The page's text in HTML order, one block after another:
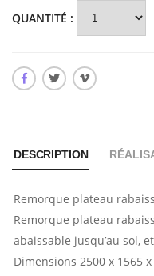
QUANTITÉ :
DESCRIPTION
Remorque plateau
Remorque plateau
abaissable jusqu’au sol,
Dimensions 2500 x 1565